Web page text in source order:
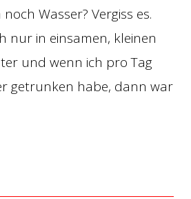
Wasser? Vergiss es.
nur in einsamen, kleinen
und wenn ich pro Tag
getrunken habe, dann war